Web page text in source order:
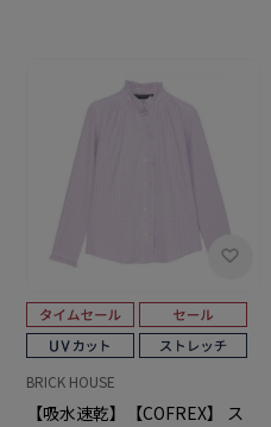
BRICK HOUSE
【吸水速乾】【COFREX】 ス